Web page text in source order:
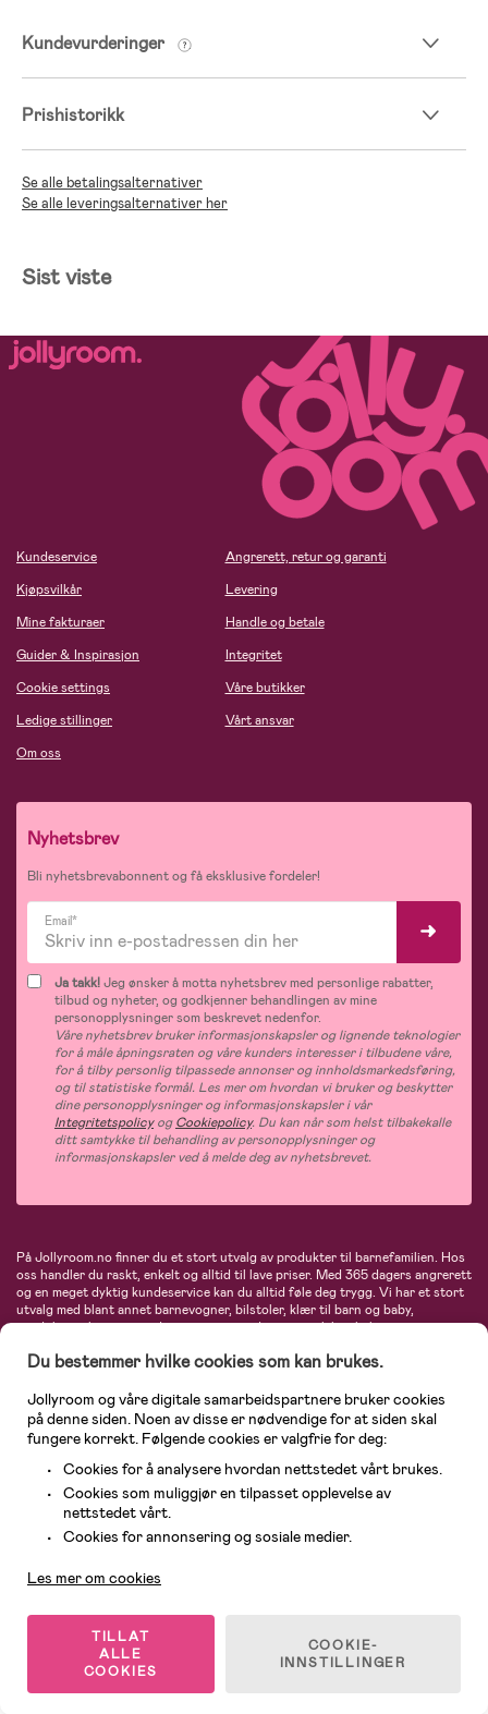
Kundevurderinger
Prishistorikk
Se alle betalingsalternativer
Se alle leveringsalternativer her
Sist viste
Kundeservice
Kjøpsvilkår
Mine fakturaer
Guider & Inspirasjon
Cookie settings
Ledige stillinger
Om oss
Angrerett, retur og garanti
Levering
Handle og betale
Integritet
Våre butikker
Vårt ansvar
Nyhetsbrev
Bli nyhetsbrevabonnent og få eksklusive fordeler!
Email*
Ja takk!Jeg ønsker å motta nyhetsbrev med personlige rabatter,
tilbud og nyheter, og godkjenner behandlingen av mine
personopplysninger som beskrevet nedenfor.
Våre nyhetsbrev bruker informasjonskapsler og lignende teknologier
for å måle åpningsraten og våre kunders interesser i tilbudene våre,
for å tilby personlig tilpassede annonser og innholdsmarkedsføring,
og til statistiske formål. Les mer om hvordan vi bruker og beskytter
dine personopplysninger og informasjonskapsler i vår
IntegritetspolicyogCookiepolicy. Du kan når som helst tilbakekalle
ditt samtykke til behandling av personopplysninger og
informasjonskapsler ved å melde deg av nyhetsbrevet.
På Jollyroom.no finner du et stort utvalg av produkter til barnefamilien. Hos
oss handler du raskt, enkelt og alltid til lave priser. Med 365 dagers angrerett
og en meget dyktig kundeservice kan du alltid føle deg trygg. Vi har et stort
utvalg med blant annet barnevogner, bilstoler, klær til barn og baby,
produkter til mor, mengder av inspirerende interiør, leker, babyustyr og mye
Maxi-Cosi, Baby Jogger, BabyBjörn, Didriksons, KidKraft, Ergobaby, Philips
største nettbutikk for barn og baby!
Du bestemmer hvilke cookies som kan brukes.
Jollyroom og våre digitale samarbeidspartnere bruker cookies
på denne siden. Noen av disse er nødvendige for at siden skal
fungere korrekt. Følgende cookies er valgfrie for deg:
Cookies for å analysere hvordan nettstedet vårt brukes.
Cookies som muliggjør en tilpasset opplevelse av
nettstedet vårt.
Cookies for annonsering og sosiale medier.
Les mer om cookies
TILLAT
ALLE
COOKIES
COOKIE-
INNSTILLINGER